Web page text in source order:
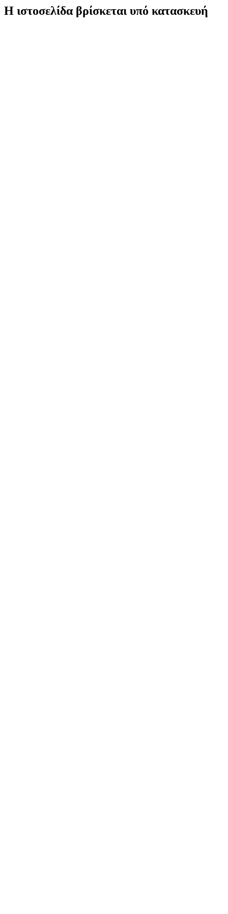
Η ιστοσελίδα βρίσκεται υπό κατασκευή